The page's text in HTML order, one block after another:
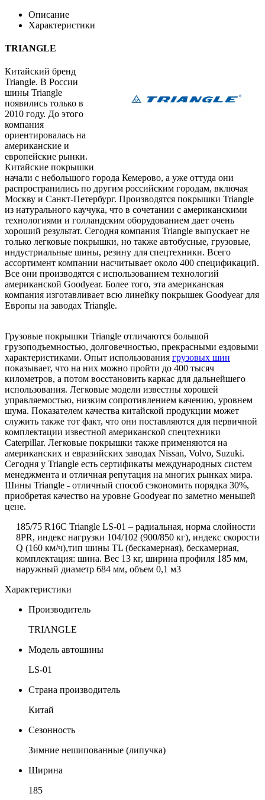
Описание
Характеристики
TRIANGLE
Китайский бренд
Triangle. В России
шины Triangle
появились только в
2010 году. До этого
компания
ориентировалась на
американские и
европейские рынки.
Китайские покрышки
начали с небольшого города Кемерово, а уже оттуда они
распространились по другим российским городам, включая
Москву и Санкт-Петербург. Производятся покрышки Triangle
из натурального каучука, что в сочетании с американскими
технологиями и голландским оборудованием дает очень
хороший результат. Сегодня компания Triangle выпускает не
только легковые покрышки, но также автобусные, грузовые,
индустриальные шины, резину для спецтехники. Всего
ассортимент компании насчитывает около 400 спецификаций.
Все они производятся с использованием технологий
американской Goodyear. Более того, эта американская
компания изготавливает всю линейку покрышек Goodyear для
Европы на заводах Triangle.
Грузовые покрышки Triangle отличаются большой
грузоподъемностью, долговечностью, прекрасными ездовыми
характеристиками. Опыт использования грузовых шин
показывает, что на них можно пройти до 400 тысяч
километров, а потом восстановить каркас для дальнейшего
использования. Легковые модели известны хорошей
управляемостью, низким сопротивлением качению, уровнем
шума. Показателем качества китайской продукции может
служить также тот факт, что они поставляются для первичной
комплектации известной американской спецтехники
Caterpillar. Легковые покрышки также применяются на
американских и евразийских заводах Nissan, Volvo, Suzuki.
Сегодня у Triangle есть сертификаты международных систем
менеджмента и отличная репутация на многих рынках мира.
Шины Triangle - отличный способ сэкономить порядка 30%,
приобретая качество на уровне Goodyear по заметно меньшей
цене.
185/75 R16C Triangle LS-01 – радиальная, норма слойности
8PR, индекс нагрузки 104/102 (900/850 кг), индекс скорости
Q (160 км/ч),тип шины TL (бескамерная), бескамерная,
комплектация: шина. Вес 13 кг, ширина профиля 185 мм,
наружный диаметр 684 мм, объем 0,1 м3
Характеристики
Производитель
TRIANGLE
Модель автошины
LS-01
Страна производитель
Китай
Сезонность
Зимние нешипованные (липучка)
Ширина
185